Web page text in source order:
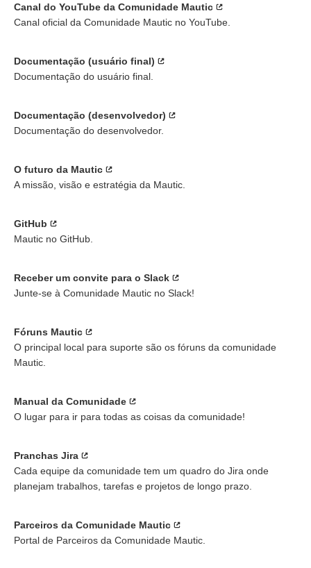
Canal do YouTube da Comunidade Mautic
Canal oficial da Comunidade Mautic no YouTube.
Documentação (usuário final)
Documentação do usuário final.
Documentação (desenvolvedor)
Documentação do desenvolvedor.
O futuro da Mautic
A missão, visão e estratégia da Mautic.
GitHub
Mautic no GitHub.
Receber um convite para o Slack
Junte-se à Comunidade Mautic no Slack!
Fóruns Mautic
O principal local para suporte são os fóruns da comunidade
Mautic.
Manual da Comunidade
O lugar para ir para todas as coisas da comunidade!
Pranchas Jira
Cada equipe da comunidade tem um quadro do Jira onde
planejam trabalhos, tarefas e projetos de longo prazo.
Parceiros da Comunidade Mautic
Portal de Parceiros da Comunidade Mautic.